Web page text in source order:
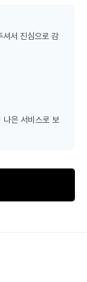
셔서 진심으로 감
나은 서비스로 보